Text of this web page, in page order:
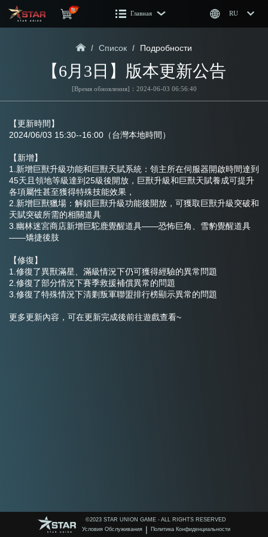
Главная RU
/ Список / Подробности
【6月3日】版本更新公告
[Время обновления]：2024-06-03 06:56:40
【更新時間】
2024/06/03 15:30--16:00（台灣本地時間）
【新增】
1.新增巨獸升級功能和巨獸天賦系統：領主所在伺服器開啟時間達到
45天且領地等級達到25級後開放，巨獸升級和巨獸天賦養成可提升
各項屬性甚至獲得特殊技能效果，
2.新增巨獸獵場：解鎖巨獸升級功能後開放，可獲取巨獸升級突破和
天賦突破所需的相關道具
3.幽林迷宮商店新增巨駝鹿覺醒道具——恐怖巨角、雪豹覺醒道具
——矯捷後肢
【修復】
1.修復了異獸滿星、滿級情況下仍可獲得經驗的異常問題
2.修復了部分情況下賽季救援補償異常的問題
3.修復了特殊情況下清剿叛軍聯盟排行榜顯示異常的問題
更多更新內容，可在更新完成後前往遊戲查看~
©️2023 STAR UNION GAME - ALL RIGHTS RESERVED
Условия Обслуживания
| Политика Конфиденциальности